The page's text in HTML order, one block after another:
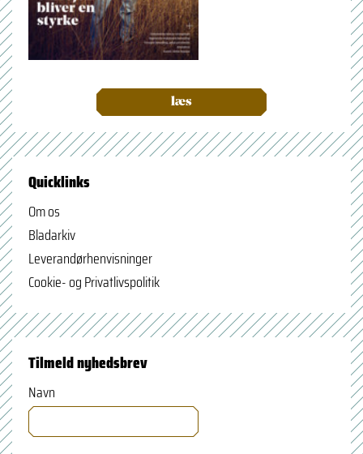
læs
Quicklinks
Om os
Bladarkiv
Leverandørhenvisninger
Cookie- og Privatlivspolitik
Tilmeld nyhedsbrev
Navn